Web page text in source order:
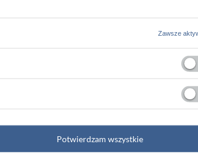
srebrna w
Zawsze
Potwierdzam wszystkie